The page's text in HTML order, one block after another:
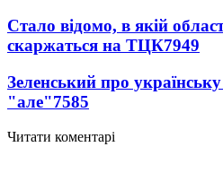
Стало відомо, в якій
скаржаться на ТЦК7949
Зеленський про
"але"7585
Читати коментарі